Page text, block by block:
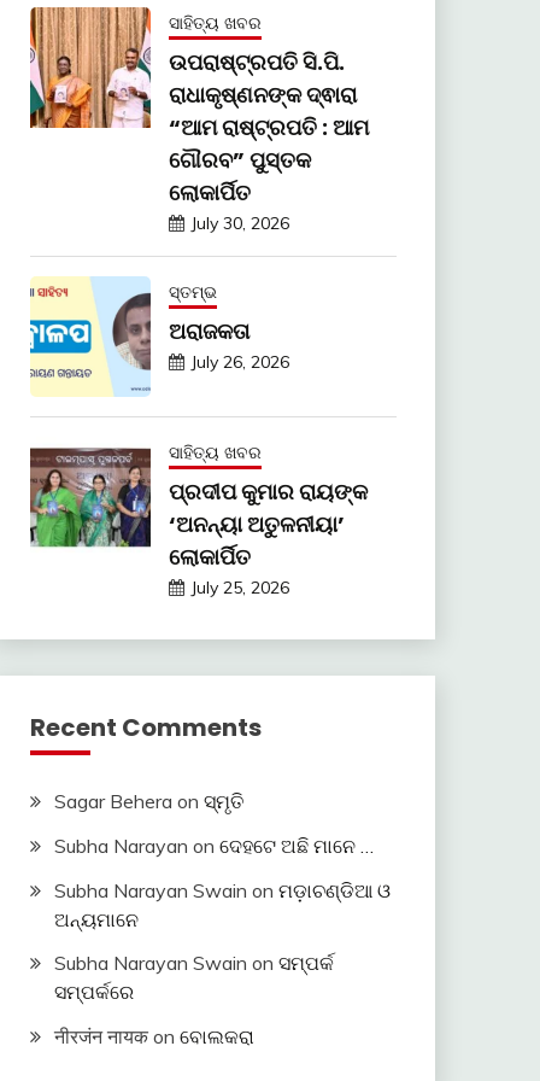
ସାହିତ୍ୟ ଖବର
ଉପରାଷ୍ଟ୍ରପତି ସି.ପି.
ରାଧାକୃଷ୍ଣନଙ୍କ ଦ୍ଵାରା
“ଆମ ରାଷ୍ଟ୍ରପତି : ଆମ
ଗୌରବ” ପୁସ୍ତକ
ଲୋକାର୍ପିତ
July 30, 2026
ସ୍ତମ୍ଭ
ଅରାଜକତା
July 26, 2026
ସାହିତ୍ୟ ଖବର
ପ୍ରଦୀପ କୁମାର ରାୟଙ୍କ
‘ଅନନ୍ୟା ଅତୁଳନୀୟା’
ଲୋକାର୍ପିତ
July 25, 2026
Recent Comments
Sagar Behera on ସ୍ମୃତି
Subha Narayan on ଦେହଟେ ଅଛି ମାନେ …
Subha Narayan Swain on ମଡ଼ାଚଣ୍ଡିଆ ଓ
ଅନ୍ୟମାନେ
Subha Narayan Swain on ସମ୍ପର୍କ
ସମ୍ପର୍କରେ
नीरजंन नायकon ବୋଲକରା